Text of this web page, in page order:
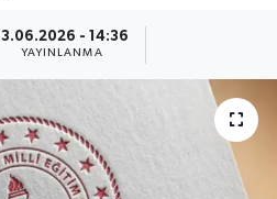
13.06.2026 - 14:36
YAYINLANMA